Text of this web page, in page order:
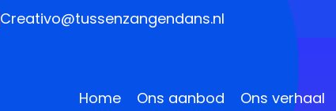
Creativo@tussenzangendans.nl
Home Ons aanbod Ons verhaal